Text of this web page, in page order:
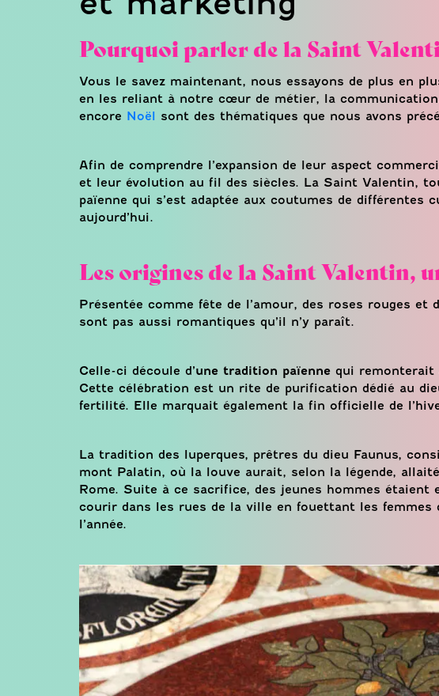
Pourquoi parler de la Saint
Vous le savez maintenant, nous essayons de plus en
en les reliant à notre cœur de métier, la
encore Noël sont des thématiques que nous avons
Afin de comprendre l’expansion de leur aspect
et leur évolution au fil des siècles. La Saint Valentin,
païenne qui s’est adaptée aux coutumes de
aujourd’hui.
Les origines de la Saint Valentin,
Présentée comme fête de l’amour, des roses rouges
sont pas aussi romantiques qu’il n’y paraît.
Celle-ci découle d’une tradition païenne qui remonterait
Cette célébration est un rite de purification dédié au
fertilité. Elle marquait également la fin officielle de
La tradition des luperques, prêtres du dieu Faunus,
mont Palatin, où la louve aurait, selon la légende,
Rome. Suite à ce sacrifice, des jeunes hommes étaient
courir dans les rues de la ville en fouettant les femmes
l’année.